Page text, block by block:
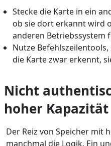
Stecke die Karte in ein
ob sie dort erkannt wird
anderen Betriebssystem
Nutze
die Karte zwar erkennt,
Nicht
hoher Kapazität
Der Reiz von Speicher mit
manchmal die Logik. Ein